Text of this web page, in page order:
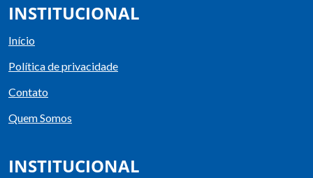
INSTITUCIONAL
Início
Política de privacidade
Contato
Quem Somos
INSTITUCIONAL